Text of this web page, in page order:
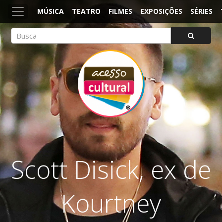
MÚSICA TEATRO FILMES EXPOSIÇÕES SÉRIES
ACESSO CULTURAL
Arte, Cultura Pop e Entretenimento
Scott Disick, ex de
Kourtney